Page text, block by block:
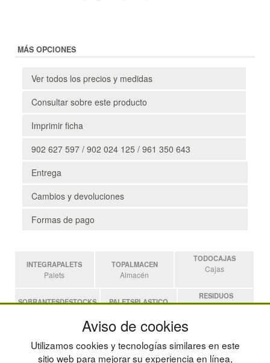
MÁS OPCIONES
Ver todos los precios y medidas
Consultar sobre este producto
Imprimir ficha
902 627 597 / 902 024 125 / 961 350 643
Entrega
Cambios y devoluciones
Formas de pago
INTEGRAPALETS
Palets
TOPALMACEN
Almacén
TODOCAJAS
Cajas
SOBRANTESDESTOCKS PALETSPLASTICO
RESIDUOS
Residuos
Estanterias
Aviso de cookies
Utilizamos cookies y tecnologías similares en este
sitio web para mejorar su experiencia en línea,